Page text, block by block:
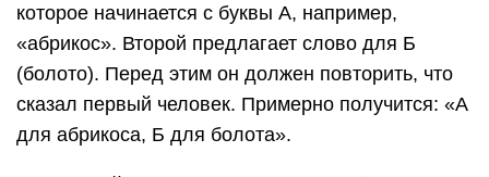
которое начинается с буквы А, например,
«абрикос». Второй предлагает слово для Б
(болото). Перед этим он должен повторить, что
сказал первый человек. Примерно получится: «А
для абрикоса, Б для болота».